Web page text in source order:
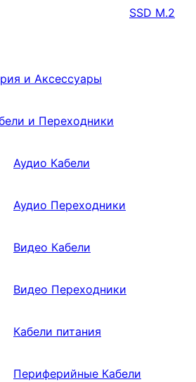
SSD M.2
и Аксессуары
и Переходники
Аудио Кабели
Аудио Переходники
Видео Кабели
Видео Переходники
Кабели питания
Периферийные Кабели